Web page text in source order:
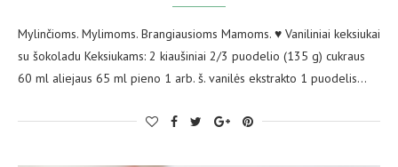
Mylinčioms. Mylimoms. Brangiausioms Mamoms. ♥ Vaniliniai keksiukai
su šokoladu Keksiukams: 2 kiaušiniai 2/3 puodelio (135 g) cukraus
60 ml aliejaus 65 ml pieno 1 arb. š. vanilės ekstrakto 1 puodelis…